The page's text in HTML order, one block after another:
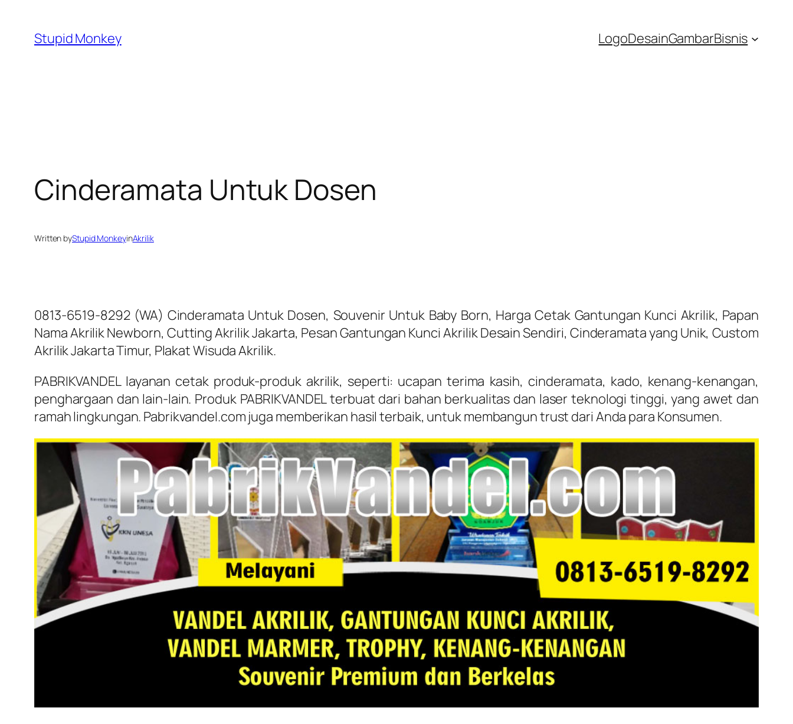
content
Stupid Monkey LogoDesainGambarBisnis
Cinderamata Untuk Dosen
Written byStupid MonkeyinAkrilik
0813-6519-8292 (WA) Cinderamata Untuk Dosen, Souvenir Untuk Baby Born, Harga Cetak Gantungan Kunci Akrilik, Papan
Nama Akrilik Newborn, Cutting Akrilik Jakarta, Pesan Gantungan Kunci Akrilik Desain Sendiri, Cinderamata yang Unik, Custom
Akrilik Jakarta Timur, Plakat Wisuda Akrilik.
PABRIKVANDEL layanan cetak produk-produk akrilik, seperti: ucapan terima kasih, cinderamata, kado, kenang-kenangan,
penghargaan dan lain-lain. Produk PABRIKVANDEL terbuat dari bahan berkualitas dan laser teknologi tinggi, yang awet dan
ramah lingkungan. Pabrikvandel.com juga memberikan hasil terbaik, untuk membangun trust dari Anda para Konsumen.